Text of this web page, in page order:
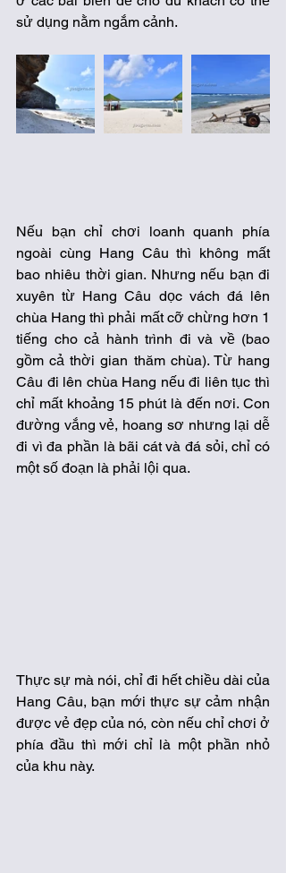
sử dụng nằm ngắm cảnh.
Nếu bạn chỉ chơi loanh quanh phía
ngoài cùng Hang Câu thì không mất
bao nhiêu thời gian. Nhưng nếu bạn đi
xuyên từ Hang Câu dọc vách đá lên
chùa Hang thì phải mất cỡ chừng hơn 1
tiếng cho cả hành trình đi và về (bao
gồm cả thời gian thăm chùa). Từ hang
Câu đi lên chùa Hang nếu đi liên tục thì
chỉ mất khoảng 15 phút là đến nơi. Con
đường vắng vẻ, hoang sơ nhưng lại dễ
đi vì đa phần là bãi cát và đá sỏi, chỉ có
một số đoạn là phải lội qua.
Thực sự mà nói, chỉ đi hết chiều dài của
Hang Câu, bạn mới thực sự cảm nhận
được vẻ đẹp của nó, còn nếu chỉ chơi ở
phía đầu thì mới chỉ là một phần nhỏ
của khu này.